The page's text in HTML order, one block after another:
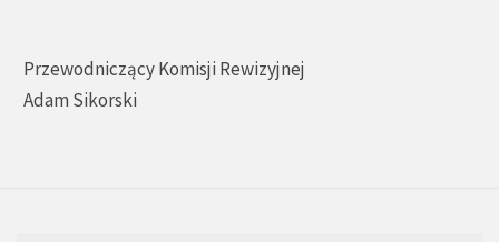
Przewodniczący Komisji Rewizyjnej
Adam Sikorski